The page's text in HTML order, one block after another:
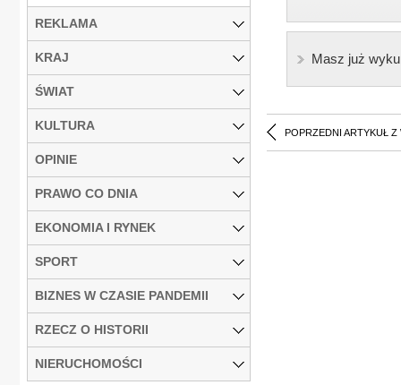
Masz już
POPRZEDNI ARTYKUŁ Z
REKLAMA
KRAJ
ŚWIAT
KULTURA
OPINIE
PRAWO CO DNIA
EKONOMIA I RYNEK
SPORT
BIZNES W CZASIE PANDEMII
RZECZ O HISTORII
NIERUCHOMOŚCI